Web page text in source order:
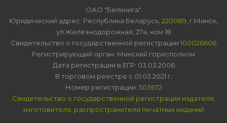
ОАО "Белкнига"
Юридический адрес: Республика Беларусь, 220089 , г.Минск,
ул.Железнодорожная, 27а, ком 18
Свидетельство о государственной регистрации 100026606
Регистрирующий орган: Минский горисполком
Дата регистрации в ЕГР: 03.03.2006
В торговом реестре с 01.03.2021 г.
Номер регистрации: 503672
Свидетельство о государственной регистрации издателя,
изготовителя, распространителя печатных изданий